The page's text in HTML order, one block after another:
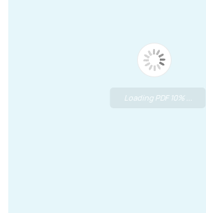
Loading PDF 10% ...